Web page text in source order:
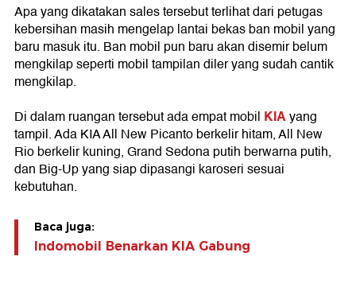
Apa yang dikatakan sales tersebut terlihat dari petugas
kebersihan masih mengelap lantai bekas ban mobil yang
baru masuk itu. Ban mobil pun baru akan disemir belum
mengkilap seperti mobil tampilan diler yang sudah cantik
mengkilap.
Di dalam ruangan tersebut ada empat mobil KIAyang
tampil. Ada KIA All New Picanto berkelir hitam, All New
Rio berkelir kuning, Grand Sedona putih berwarna putih,
dan Big-Up yang siap dipasangi karoseri sesuai
kebutuhan.
Baca juga:
Indomobil Benarkan KIA Gabung